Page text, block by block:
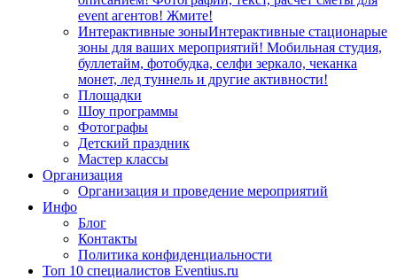
event агентов! Жмите!
Интерактивные зоныИнтерактивные стационарые
зоны для ваших мероприятий! Мобильная студия,
буллетайм, фотобудка, селфи зеркало, чеканка
монет, лед туннель и другие активности!
Площадки
Шоу программы
Фотографы
Детский праздник
Мастер классы
Организация
Организация и проведение мероприятий
Инфо
Блог
Контакты
Политика конфиденциальности
Топ 10 специалистов Eventius.ru